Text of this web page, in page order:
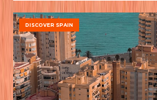
DISCOVER SPAIN